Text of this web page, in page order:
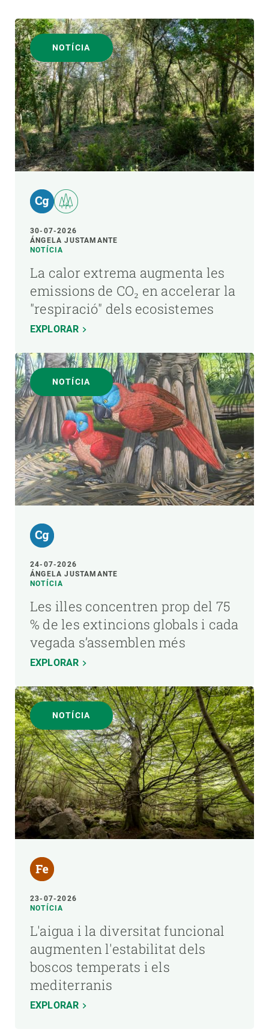
NOTÍCIA
30-07-2026
ÁNGELA JUSTAMANTE
NOTÍCIA
La calor extrema augmenta les
emissions de CO₂ en accelerar la
"respiració" dels ecosistemes
EXPLORAR
NOTÍCIA
24-07-2026
ÁNGELA JUSTAMANTE
NOTÍCIA
Les illes concentren prop del 75
% de les extincions globals i cada
vegada s’assemblen més
EXPLORAR
NOTÍCIA
23-07-2026
NOTÍCIA
L'aigua i la diversitat funcional
augmenten l'estabilitat dels
boscos temperats i els
mediterranis
EXPLORAR